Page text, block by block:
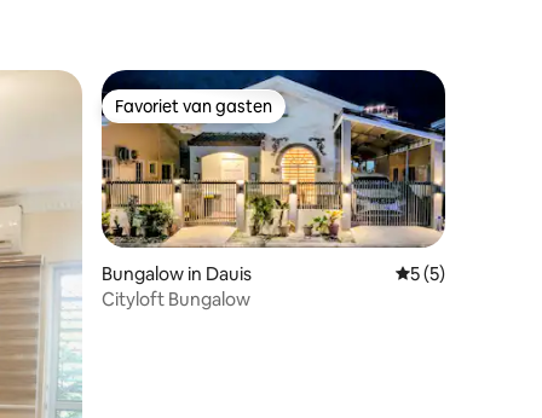
Favoriet van gasten
Favoriet van gasten
Bungalow in Dauis Gemiddelde
5 (5)
Cityloft Bungalow